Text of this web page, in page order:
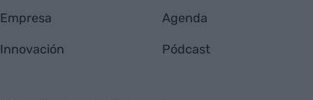
Empresa
Innovación
Agenda
Pódcast